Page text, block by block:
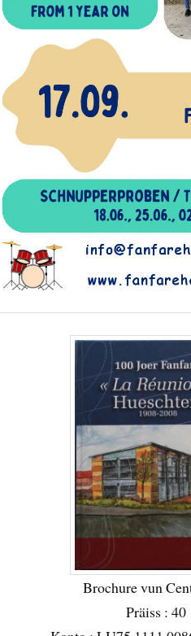
Brochure vun
Präiss : 40